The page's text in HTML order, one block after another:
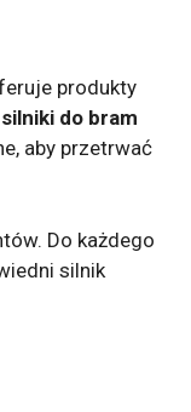
produkty
silniki do bram
aby przetrwać
Do każdego
silnik